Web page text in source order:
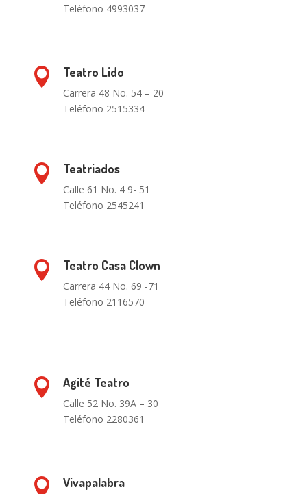
Teléfono 4993037
 Teatro Lido
Carrera 48 No. 54 – 20
Teléfono 2515334
 Teatriados
Calle 61 No. 4 9- 51
Teléfono 2545241
 Teatro Casa Clown
Carrera 44 No. 69 -71
Teléfono 2116570
 Agité Teatro
Calle 52 No. 39A – 30
Teléfono 2280361
 Vivapalabra